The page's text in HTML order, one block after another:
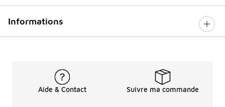
Informations
Aide & Contact Suivre ma commande